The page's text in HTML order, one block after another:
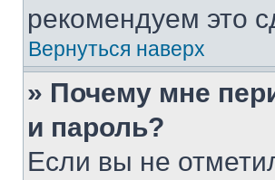
рекомендуем это
Вернуться наверх
» Почему мне
и пароль?
Если вы не